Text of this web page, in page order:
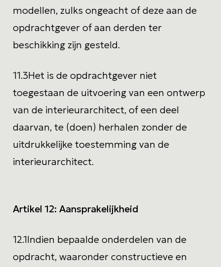
modellen, zulks ongeacht of deze aan de
opdrachtgever of aan derden ter
beschikking zijn gesteld.
11.3Het is de opdrachtgever niet
toegestaan de uitvoering van een ontwerp
van de interieurarchitect, of een deel
daarvan, te (doen) herhalen zonder de
uitdrukkelijke toestemming van de
interieurarchitect.
Artikel 12:Aansprakelijkheid
12.1Indien bepaalde onderdelen van de
opdracht, waaronder constructieve en